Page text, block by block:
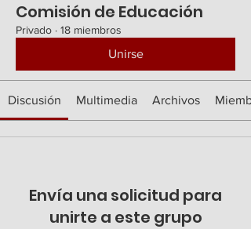
Comisión de Educación
Privado · 18 miembros
Unirse
Discusión Multimedia Archivos
Envía una solicitud para
unirte a este grupo